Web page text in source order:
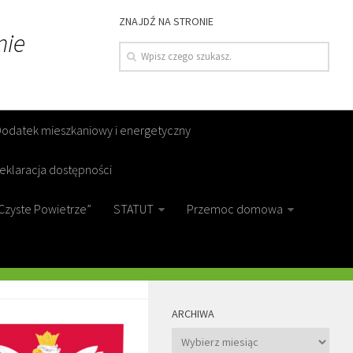
ZNAJDŹ NA STRONIE
mieszkaniowy i energetyczny
dostępności
Powietrze” STATUT Przemoc domowa
UTRZYMANIU
ARCHIWA
Archiwa